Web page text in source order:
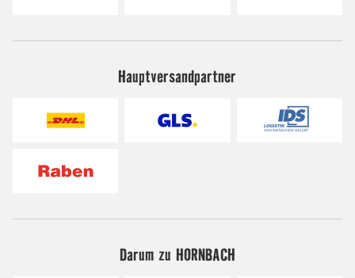
Hauptversandpartner
Darum zu HORNBACH